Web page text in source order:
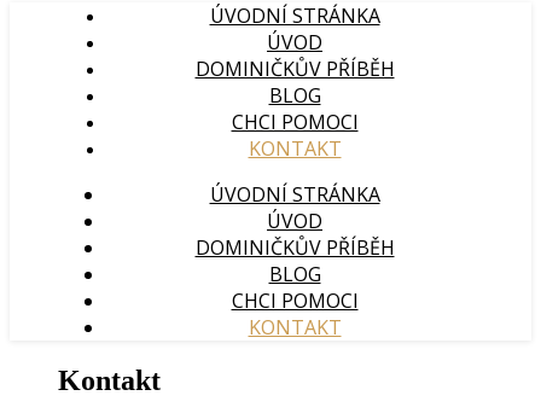
ÚVODNÍ STRÁNKA
ÚVOD
DOMINIČKŮV PŘÍBĚH
BLOG
CHCI POMOCI
KONTAKT
ÚVODNÍ STRÁNKA
ÚVOD
DOMINIČKŮV PŘÍBĚH
BLOG
CHCI POMOCI
KONTAKT
Kontakt